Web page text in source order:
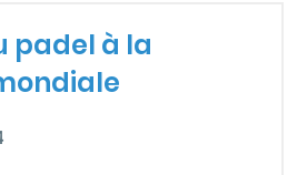
padel à la